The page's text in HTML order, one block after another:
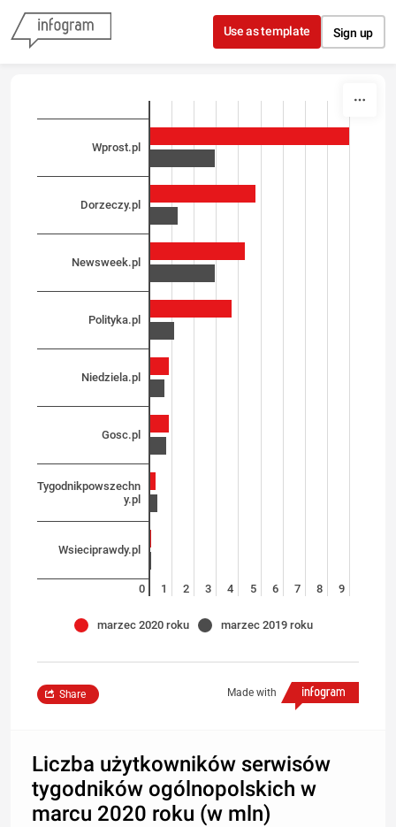
Skip to content
Use as template Sign up
Wprost.pl
Dorzeczy.pl
Newsweek.pl
Polityka.pl
Niedziela.pl
Gosc.pl
Tygodnikpowszechn
y.pl
Wsieciprawdy.pl
0 1 2 3 4 5 6 7 8 9
marzec 2020 roku marzec 2019 roku
Made with
Share
Liczba użytkowników serwisów
tygodników ogólnopolskich w
marcu 2020 roku (w mln)